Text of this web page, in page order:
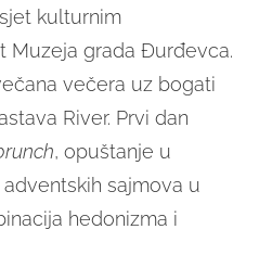
kulturnim
Muzeja grada Đurđevca.
večera uz bogati
River. Prvi dan
, opuštanje u
sajmova u
hedonizma i